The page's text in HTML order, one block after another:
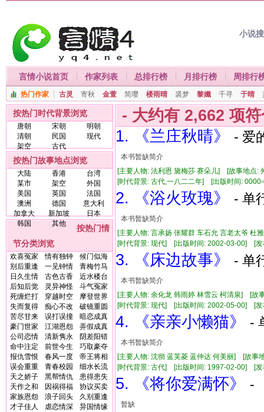
小说
言情小说首页 作家列表 总排行榜 月排行榜 周排行
热门作家 古灵 寄秋 金萱 简璎 楼雨晴 裘梦 黎孅 千寻 于晴
按热门时代背景浏览
唐朝 宋朝
明朝
清朝
民国
现代
架空
古代
按热门故事地点浏览
大陆 香港
台湾
某市
架空
外国
美国
英国
法国
澳洲
德国
意大利
加拿大
新加坡
日本
韩国
其他
按热门情
节分类浏览
欢喜冤家 情有独钟
候门似海
别后重逢
一见钟情
青梅竹马
日久生情
古色古香
近水楼台
后知后觉
灵异神怪
斗气冤家
死缠烂打
穿越时空
摩登世界
失而复得
痴心不改
破镜重圆
苦尽甘来
误打误撞
暗恋成真
豪门世家
江湖恩怨
弄假成真
公司恋情
清新隽永
阴差阳错
命中注定
前世今生
巧取豪夺
报仇雪恨
春风一度
帝王将相
误会重重
青春校园
细水长流
天之娇子
黑帮情仇
患得患失
天作之和
因祸得福
协议买卖
家族恩怨
浪子回头
久别重逢
才子佳人
虐恋情深
异国情缘
- 大约有 2,662 项
1. 《兰庄秋晴》
- 爱
本书暂缺简介
[主要人物: 法利恩 黛梅莎 赛朵儿] [故事地点
[时代背景: 古代,一八二二年] [出版时间:
2. 《浴火玫瑰》 - 单
本书暂缺简介
[主要人物: 言承扬 张耀群 车石允 言老太爷
[时代背景: 现代] [出版时间: 2002-03-00] [
3. 《床边故事》 - 单
本书暂缺简介
[主要人物: 余化龙 韩雨婷 林雪云 柯清泉] [
[时代背景: 现代] [出版时间: 2002-05-00] [
4. 《亲亲小懒猫》 -
本书暂缺简介
[主要人物: 沈彻 蓝芙菱 蓝仲达 何美丽] [故
[时代背景: 古代] [出版时间: 1997-02-00] [
5. 《将你爱满怀》 -
暂缺